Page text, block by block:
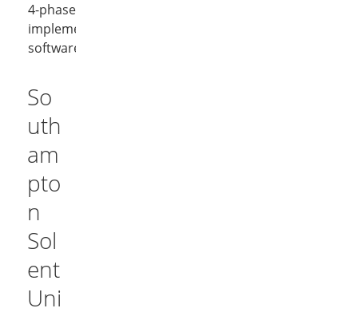
4-phase-model (2012),
implementation strategies (2009),
software evaluation (2008)
So
uth
am
pto
n
Sol
ent
Uni